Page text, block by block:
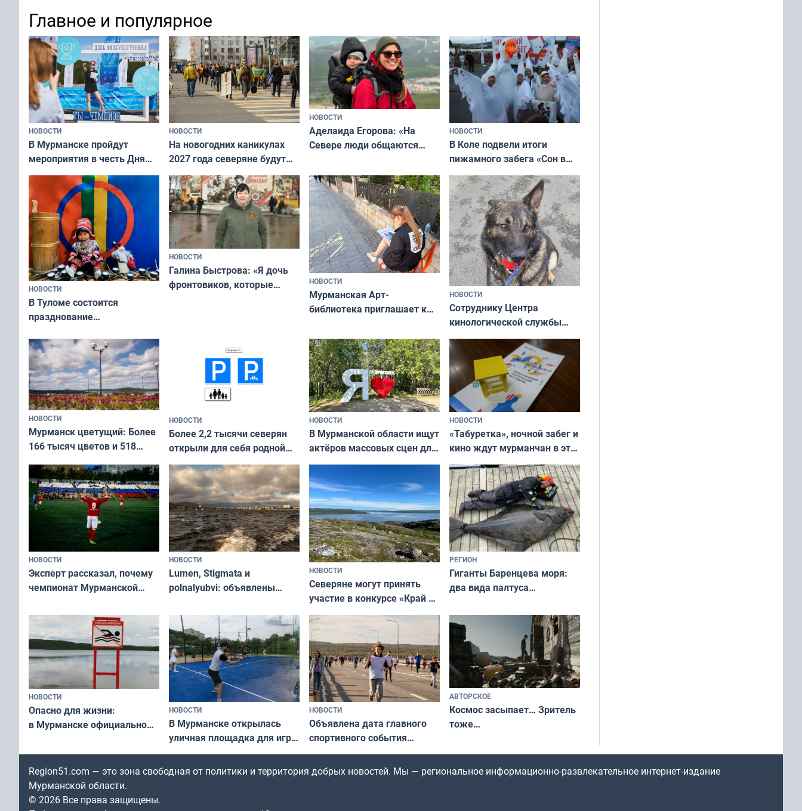
и вернуть свежий взгляд
без дорогих средств
современно и стильно без
переплат
независимому питомцу
питомцу всё сразу и без
криков
Главное и популярное
НОВОСТИ
В Мурманске пройдут
мероприятия в честь Дня
физкультурника
НОВОСТИ
На новогодних каникулах
2027 года северяне будут
отдыхать 11 дней
НОВОСТИ
Аделаида Егорова: «На
Севере люди общаются
а потому что
ты им интересен»
НОВОСТИ
В Коле подвели итоги
пижамного забега «Сон в
Олимпийскую ночь»
НОВОСТИ
В Туломе состоится
празднование
коренных народов мира
НОВОСТИ
Галина Быстрова: «Я дочь
фронтовиков, которые
НОВОСТИ
Мурманская Арт-
библиотека приглашает к
и фотографов
НОВОСТИ
Сотруднику Центра
кинологической службы
ищут новый дом
НОВОСТИ
Мурманск цветущий: Более
166 тысяч цветов и 518
НОВОСТИ
Более 2,2 тысячи северян
открыли для себя родной
край в рамках проекта
«Туризм для своих»
НОВОСТИ
В Мурманской области ищут
актёров массовых сцен для
съёмок в
короткометражном фильме
НОВОСТИ
«Табуретка», ночной забег и
кино ждут мурманчан в эти
выходные
НОВОСТИ
Эксперт рассказал, почему
чемпионат Мурманской
незамеченным
НОВОСТИ
Lumen, Stigmata и
polnalyubvi: объявлены
«Имандра» в 2026 года
НОВОСТИ
Северяне могут принять
участие в конкурсе «Край у
северной границы: фотогид
по Печенгскому округу»
РЕГИОН
Гиганты Баренцева моря:
два вида палтуса
НОВОСТИ
Опасно для жизни:
в Мурманске официально
в городских водоёмах
НОВОСТИ
В Мурманске открылась
уличная площадка для игры
в падел
НОВОСТИ
Объявлена дата главного
спортивного события
Заполярья: как зарождался
фестиваль «Гольфстрим»
АВТОРСКОЕ
Космос засыпает… Зритель
тоже…
Region51.com — это зона свободная от политики и территория добрых новостей. Мы — региональное информационно-развлекательное интернет-издание
Мурманской области.
© 2026 Все права защищены.